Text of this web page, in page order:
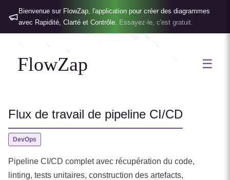
Bienvenue sur FlowZap, l'application pour créer des diagrammes
avec Rapidité, Clarté et Contrôle. Essayez-le, c'est gratuit.
FlowZap ☰
Flux de travail de pipeline CI/CD
DevOps
Pipeline CI/CD complet avec récupération du code,
linting, tests unitaires, construction des artefacts,